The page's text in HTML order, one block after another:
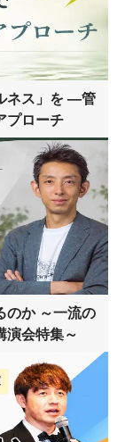
ネス」を ―管
プローチ
のか ～一流の
演会特集～